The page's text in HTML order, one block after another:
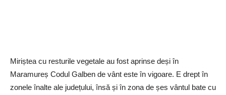
Miriștea cu resturile vegetale au fost aprinse deși în
Maramureș Codul Galben de vânt este în vigoare. E drept în
zonele înalte ale județului, însă și în zona de șes vântul bate cu